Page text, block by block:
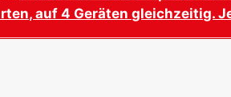
auf 4 Geräten gleichzeitig.